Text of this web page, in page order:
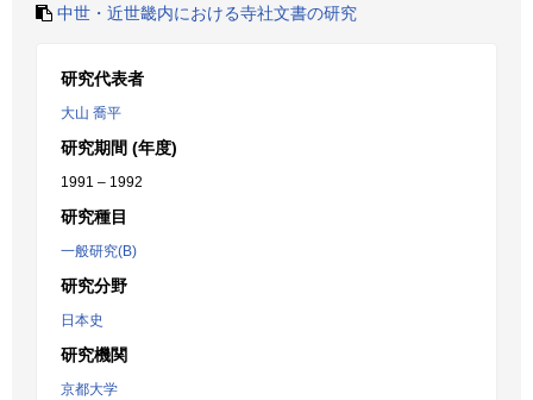
中世・近世畿内における寺社文書の研究
研究代表者
大山 喬平
研究期間 (年度)
1991 – 1992
研究種目
一般研究(B)
研究分野
日本史
研究機関
京都大学